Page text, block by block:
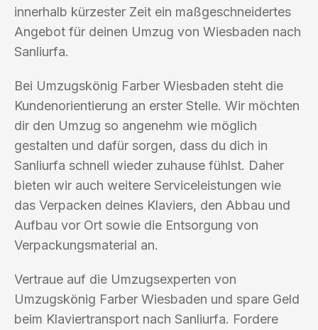
innerhalb kürzester Zeit ein maßgeschneidertes
Angebot für deinen Umzug von Wiesbaden nach
Sanliurfa.
Bei Umzugskönig Farber Wiesbaden steht die
Kundenorientierung an erster Stelle. Wir möchten
dir den Umzug so angenehm wie möglich
gestalten und dafür sorgen, dass du dich in
Sanliurfa schnell wieder zuhause fühlst. Daher
bieten wir auch weitere Serviceleistungen wie
das Verpacken deines Klaviers, den Abbau und
Aufbau vor Ort sowie die Entsorgung von
Verpackungsmaterial an.
Vertraue auf die Umzugsexperten von
Umzugskönig Farber Wiesbaden und spare Geld
beim Klaviertransport nach Sanliurfa. Fordere